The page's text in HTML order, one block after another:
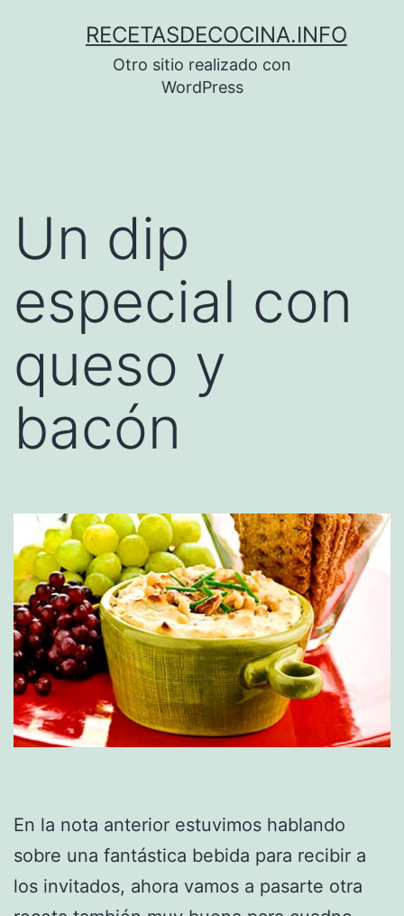
RECETASDECOCINA.INFO
Otro sitio realizado con
WordPress
Un dip
especial con
queso y
bacón
En la nota anterior estuvimos hablando
sobre una fantástica bebida para recibir a
los invitados, ahora vamos a pasarte otra